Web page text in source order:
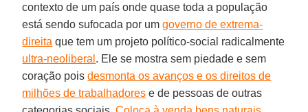
contexto de um país onde quase toda a população
está sendo sufocada por umgoverno de extrema-
direita que tem um projeto político-social radicalmente
ultra-neoliberal . Ele se mostra sem piedade e sem
coração poisdesmonta os avanços e os direitos de
milhões de trabalhadores e de pessoas de outras